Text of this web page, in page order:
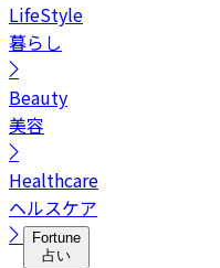
LifeStyle
暮らし
Beauty
美容
Healthcare
ヘルスケア
Fortune
占い